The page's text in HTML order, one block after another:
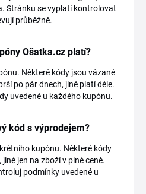
Stránku se vyplatí kontrolovat
průběžně.
Ošatka.cz platí?
Některé kódy jsou vázané
po pár dnech, jiné platí déle.
uvedené u každého kupónu.
kód s výprodejem?
kupónu. Některé kódy
jen na zboží v plné ceně.
podmínky uvedené u